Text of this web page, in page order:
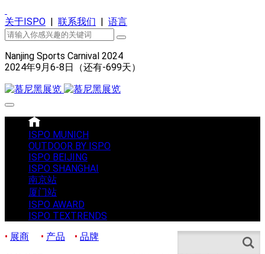
关于ISPO | 联系我们 | 语言
Nanjing Sports Carnival 2024
2024年9月6-8日（还有-699天）
ISPO MUNICH
OUTDOOR BY ISPO
ISPO BEIJING
ISPO SHANGHAI
南京站
厦门站
ISPO AWARD
ISPO TEXTRENDS
• 展商 • 产品 • 品牌 Search